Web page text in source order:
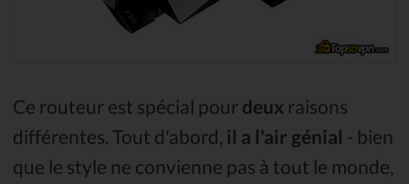
Ce routeur est spécial pour deux raisons
différentes. Tout d'abord, il a l'air génial - bien
que le style ne convienne pas à tout le monde,